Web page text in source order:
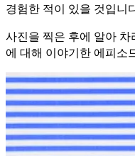
경험한 적이 있을 것입니
사진을 찍은 후에 알아
에 대해 이야기한 에피소